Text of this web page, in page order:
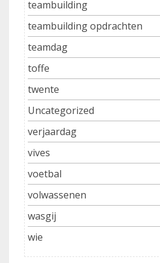
teambuilding
teambuilding opdrachten
teamdag
toffe
twente
Uncategorized
verjaardag
vives
voetbal
volwassenen
wasgij
wie